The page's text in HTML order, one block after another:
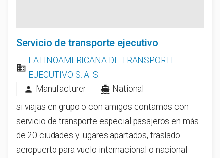
Servicio de transporte ejecutivo
business
LATINOAMERICANA DE TRANSPORTE
EJECUTIVO S. A. S.
person Manufacturer directions_boat National
si viajas en grupo o con amigos contamos con
servicio de transporte especial pasajeros en más
de 20 ciudades y lugares apartados, traslado
aeropuerto para vuelo internacional o nacional